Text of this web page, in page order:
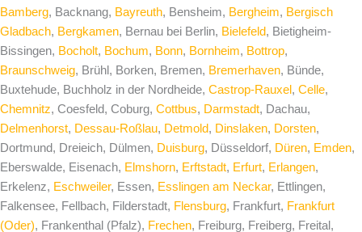
Bamberg, Backnang, Bayreuth, Bensheim, Bergheim, Bergisch
Gladbach, Bergkamen, Bernau bei Berlin, Bielefeld, Bietigheim-
Bissingen, Bocholt, Bochum, Bonn, Bornheim, Bottrop,
Braunschweig, Brühl, Borken, Bremen, Bremerhaven, Bünde,
Buxtehude, Buchholz in der Nordheide, Castrop-Rauxel , Celle,
Chemnitz, Coesfeld, Coburg, Cottbus, Darmstadt, Dachau,
Delmenhorst, Dessau-Roßlau, Detmold, Dinslaken, Dorsten,
Dortmund, Dreieich, Dülmen, Duisburg, Düsseldorf, Düren, Emden,
Eberswalde, Eisenach, Elmshorn, Erftstadt, Erfurt, Erlangen,
Erkelenz, Eschweiler, Essen, Esslingen am Neckar, Ettlingen,
Falkensee, Fellbach, Filderstadt, Flensburg, Frankfurt, Frankfurt
(Oder), Frankenthal (Pfalz), Frechen, Freiburg, Freiberg, Freital,